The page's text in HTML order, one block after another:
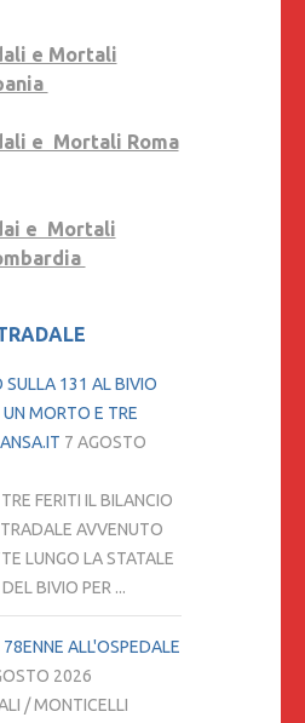
e Mortali
e Mortali Roma
e Mortali
131 AL BIVIO
UN MORTO E TRE
7 AGOSTO
FERITI IL BILANCIO
AVVENUTO
LUNGO LA STATALE
BIVIO PER ...
ALL'OSPEDALE
2026
/ MONTICELLI